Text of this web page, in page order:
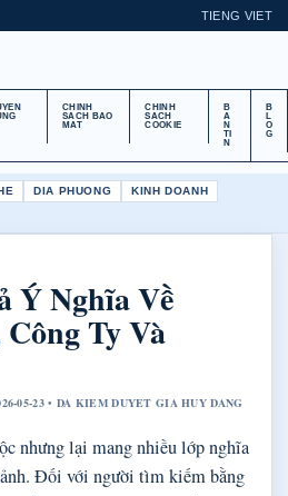
TIENG VIET
CHINH
SACH BAO
MAT
CHINH
SACH
COOKIE
B
A
N
TI
N
B
L
O
G
DIA PHUONG
KINH DOANH
Ý Nghĩa Về
Ty Và
05-23 • DA KIEM DUYET GIA HUY DANG
nhưng lại mang nhiều lớp nghĩa
Đối với người tìm kiếm bằng